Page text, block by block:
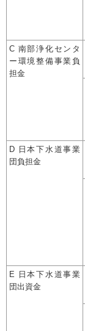
C 南部浄化センタ
ー環境整備事業負
担金
D 日本下水道事業
団負担金
E 日本下水道事業
団出資金